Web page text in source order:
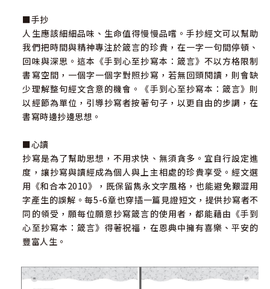
■手抄
人生應該細細品味、生命值得慢慢品嚐。手抄經文可以幫助
我們把時間與精神專注於箴言的珍貴，在一字一句間停頓、
回味與深思。這本《手到心至抄寫本：箴言》不以方格限制
書寫空間，一個字一個字對照抄寫，若無回頭閱讀，則會缺
少理解整句經文含意的機會。《手到心至抄寫本：箴言》則
以經節為單位，引導抄寫者按著句子，以更自由的步調，在
書寫時邊抄邊思想。
■心讀
抄寫是為了幫助思想，不用求快、無須貪多。宜自行設定進
度，讓抄寫與讀經成為個人與上主相處的珍貴享受。經文選
用《和合本2010》，既保留雋永文字風格，也能避免艱澀用
字產生的誤解。每5-6章也穿插一篇見證短文，提供抄寫者不
同的領受，願每位願意抄寫箴言的使用者，都能藉由《手到
心至抄寫本：箴言》得著祝福，在恩典中擁有喜樂、平安的
豐富人生。